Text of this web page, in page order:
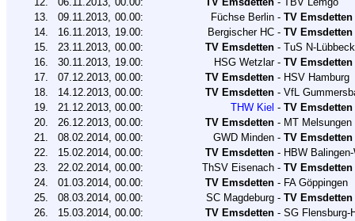
13.
09.11.2013, 00.00: Füchse Berlin - TV Emsdetten
14.
16.11.2013, 19.00: Bergischer HC - TV Emsdetten
15.
23.11.2013, 00.00: TV Emsdetten - TuS N-
16.
30.11.2013, 19.00: HSG Wetzlar - TV Emsdetten
17.
07.12.2013, 00.00: TV Emsdetten - HSV Hamburg
18.
14.12.2013, 00.00: TV Emsdetten - VfL
19.
21.12.2013, 00.00: THW Kiel - TV Emsdetten
20.
26.12.2013, 00.00: TV Emsdetten - MT Melsungen
21.
08.02.2014, 00.00: GWD Minden - TV Emsdetten
22.
15.02.2014, 00.00: TV Emsdetten - HBW
23.
22.02.2014, 00.00: ThSV Eisenach - TV Emsdetten
24.
01.03.2014, 00.00: TV Emsdetten - FA Göppingen
25.
08.03.2014, 00.00: SC Magdeburg - TV Emsdetten
26.
15.03.2014, 00.00: TV Emsdetten - SG Flensburg-